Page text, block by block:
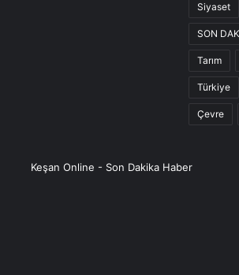
Siyaset
SON
Tarım
Türkiye
Çevre
Keşan Online - Son Dakika Haber